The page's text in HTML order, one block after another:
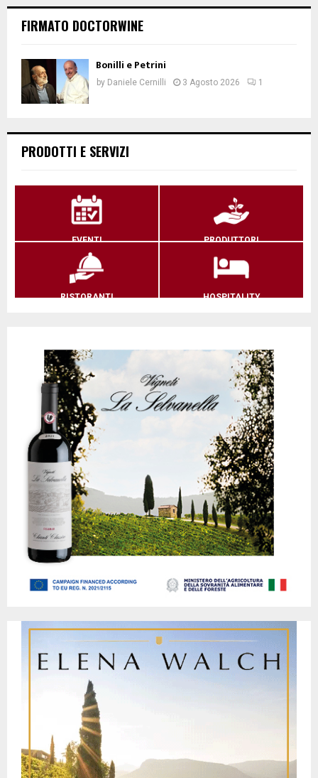
FIRMATO DOCTORWINE
Bonilli e Petrini
by Daniele Cernilli 3 Agosto 2026 1
PRODOTTI E SERVIZI
EVENTI PRODUTTORI
RISTORANTI HOSPITALITY